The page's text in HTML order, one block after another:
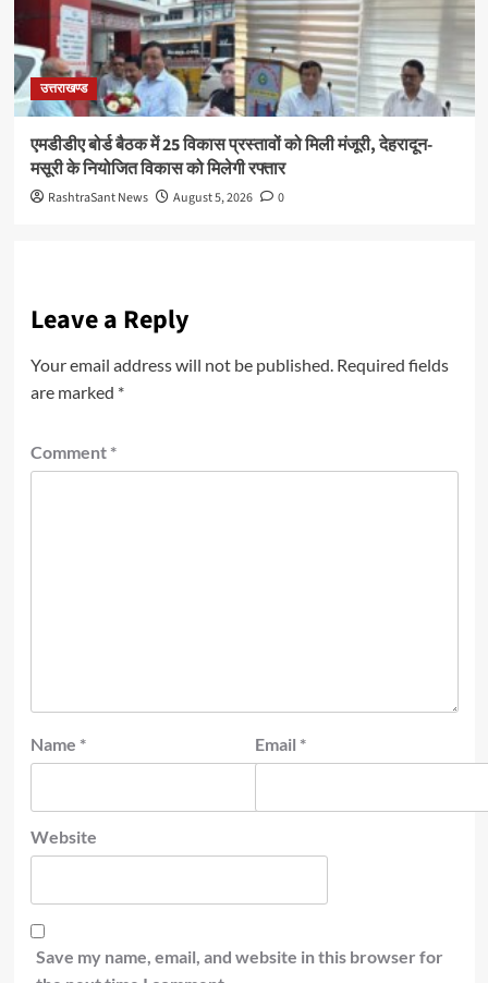
उत्तराखण्ड
एमडीडीए बोर्ड बैठक में 25 विकास प्रस्तावों को मिली मंजूरी, देहरादून-
मसूरी के नियोजित विकास को मिलेगी रफ्तार
RashtraSant News August 5, 2026 0
Leave a Reply
Your email address will not be published. Required fields
are marked *
Comment *
Name * Email *
Website
Save my name, email, and website in this browser for